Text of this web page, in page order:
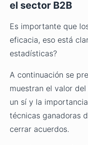
el sector B2B
Es importante que
eficacia, eso está
estadísticas?
A continuación se
muestran el valor
un sí y la
técnicas ganadoras
cerrar acuerdos.